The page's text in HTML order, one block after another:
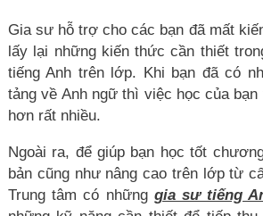
Gia sư hỗ trợ cho các bạn đã mất
lấy lại những kiến thức cần thiết
tiếng Anh trên lớp. Khi bạn đã có
tảng về Anh ngữ thì việc học của
hơn rất nhiều.
Ngoài ra, để giúp bạn học tốt
bản cũng như nâng cao trên lớp từ
Trung tâm có những gia sư tiếng